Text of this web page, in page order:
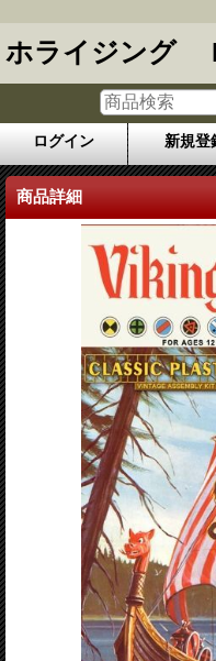
ホライジング
ログイン 新規登
商品詳細